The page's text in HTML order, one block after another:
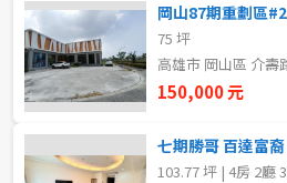
雲林縣
嘉義市
嘉義縣
台南市
20~30 坪
40~50 坪
60~70 坪
75 坪
高雄市 岡山區 介壽
150,000 元
七期勝哥 百達富
103.77 坪 | 4房 2廳